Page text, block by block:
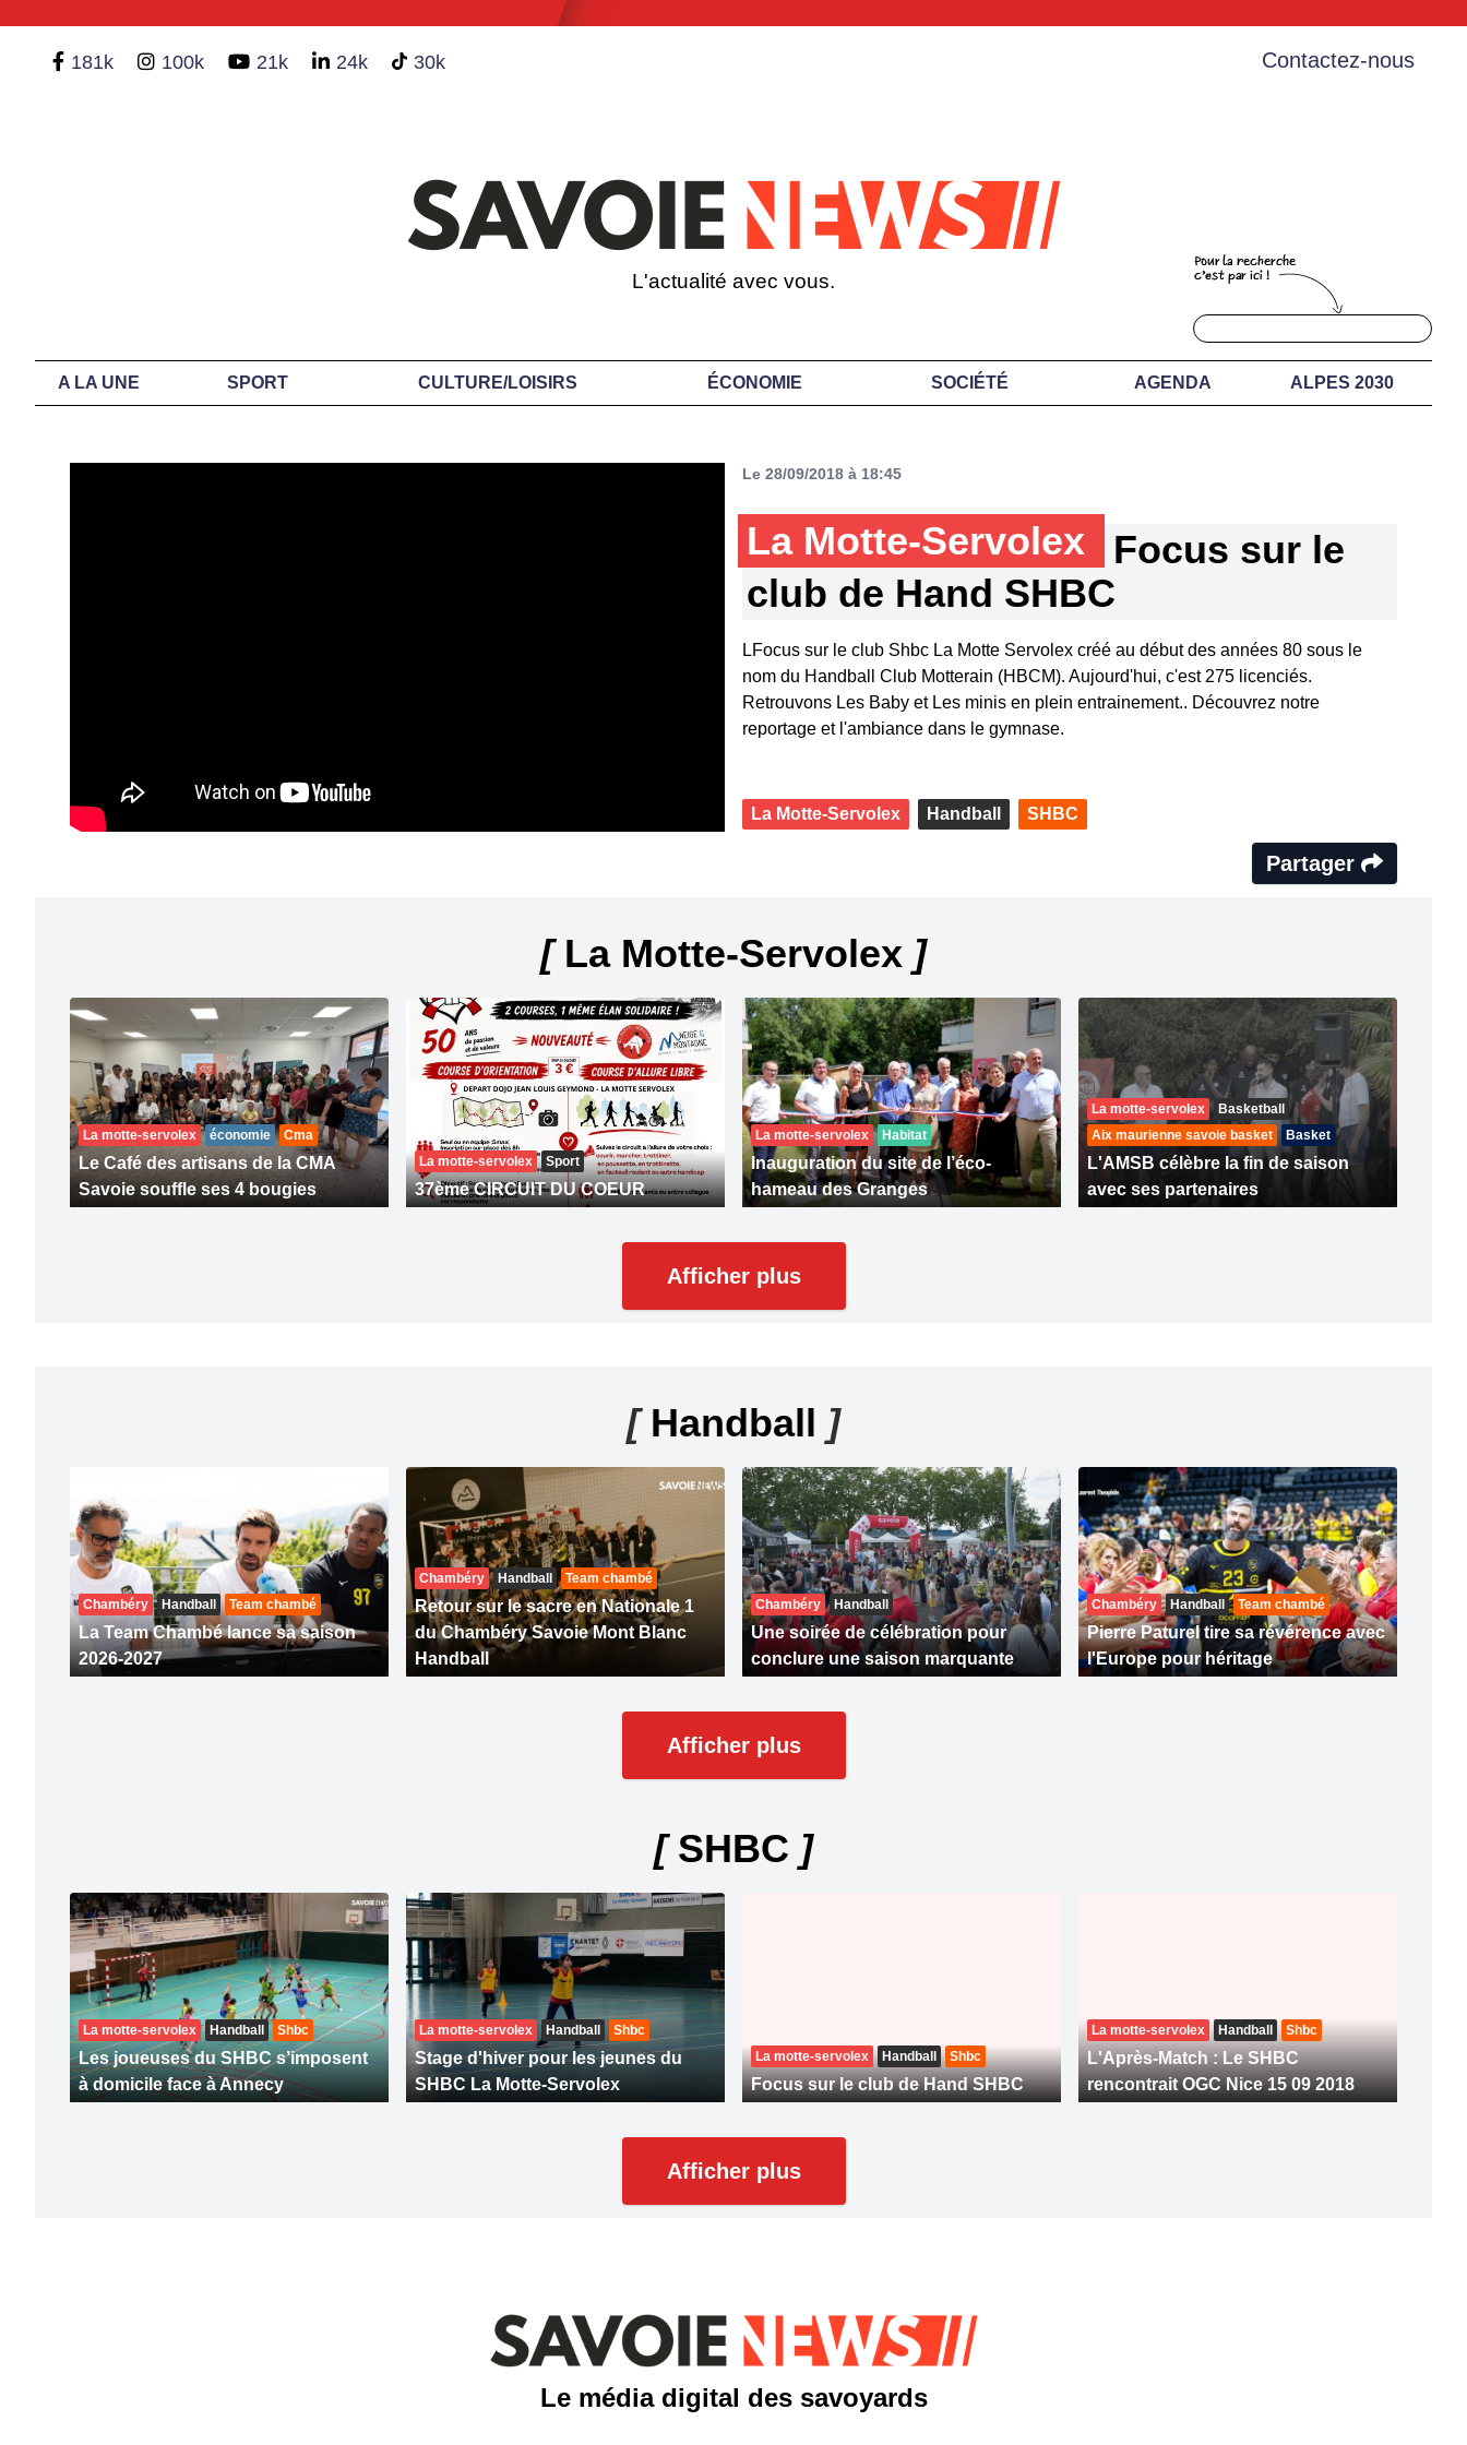
181k 100k 21k 24k 30k Contactez-nous
L'actualité avec vous.
A LA UNE SPORT CULTURE/LOISIRS ÉCONOMIE SOCIÉTÉ AGENDA ALPES 2030
Le 28/09/2018 à 18:45
La Motte-Servolex
Focus sur le
club de Hand SHBC
LFocus sur le club Shbc La Motte Servolex créé au début des années 80 sous le
nom du Handball Club Motterain (HBCM). Aujourd'hui, c'est 275 licenciés.
Retrouvons Les Baby et Les minis en plein entrainement.. Découvrez notre
reportage et l'ambiance dans le gymnase.
La Motte-Servolex Handball SHBC
Partager
[La Motte-Servolex ]
La motte-servolex économie Cma
Le Café des artisans de la CMA
Savoie souffle ses 4 bougies
La motte-servolex Sport
37ème CIRCUIT DU COEUR
La motte-servolex Habitat
Inauguration du site de l’éco-
hameau des Granges
La motte-servolex
Basketball
Aix maurienne savoie basket
Basket
L'AMSB célèbre la fin de saison
avec ses partenaires
Afficher plus
[Handball ]
Chambéry Handball Team chambé
La Team Chambé lance sa saison
2026-2027
Chambéry Handball Team chambé
Retour sur le sacre en Nationale 1
du Chambéry Savoie Mont Blanc
Handball
Chambéry Handball
Une soirée de célébration pour
conclure une saison marquante
Chambéry Handball Team chambé
Pierre Paturel tire sa révérence avec
l'Europe pour héritage
Afficher plus
[SHBC ]
La motte-servolex Handball Shbc
Les joueuses du SHBC s’imposent
à domicile face à Annecy
La motte-servolex Handball Shbc
Stage d'hiver pour les jeunes du
SHBC La Motte-Servolex
La motte-servolex Handball Shbc
Focus sur le club de Hand SHBC
La motte-servolex Handball Shbc
L'Après-Match : Le SHBC
rencontrait OGC Nice 15 09 2018
Afficher plus
Le média digital des savoyards